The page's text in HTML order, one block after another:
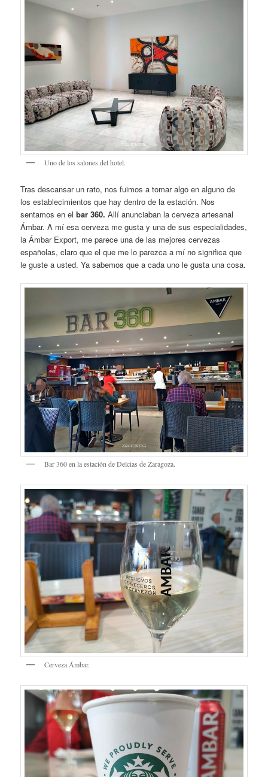
Uno de los salones del hotel.
Tras descansar un rato, nos fuimos a tomar algo en alguno de
los establecimientos que hay dentro de la estación. Nos
sentamos en elbar 360. Allí anunciaban la cerveza artesanal
Ámbar. A mí esa cerveza me gusta y una de sus especialidades,
la Ámbar Export, me parece una de las mejores cervezas
españolas, claro que el que me lo parezca a mí no significa que
le guste a usted. Ya sabemos que a cada uno le gusta una cosa.
Bar 360 en la estación de Delcias de Zaragoza.
Cerveza Ámbar.